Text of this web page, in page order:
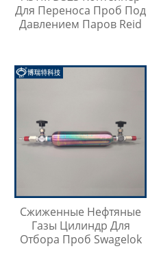
Для Переноса Проб Под
Давлением Паров Reid
Сжиженные Нефтяные
Газы Цилиндр Для
Отбора Проб Swagelok